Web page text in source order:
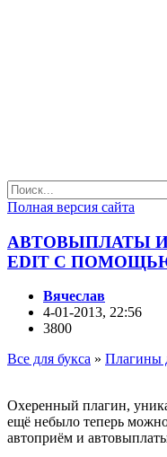
Полная версия сайта
АВТОВЫПЛАТЫ И
EDIT С ПОМОЩЬЮ
Вячеслав
4-01-2013, 22:56
3800
Все для букса » Плагины
Охеренный плагин,
ещё небыло теперь можно
автоприём и